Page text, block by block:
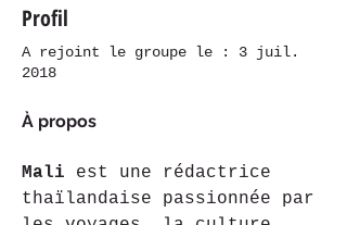
Profil
A rejoint le groupe le : 3 juil.
2018
À propos
Mali est une rédactrice
thaïlandaise passionnée par